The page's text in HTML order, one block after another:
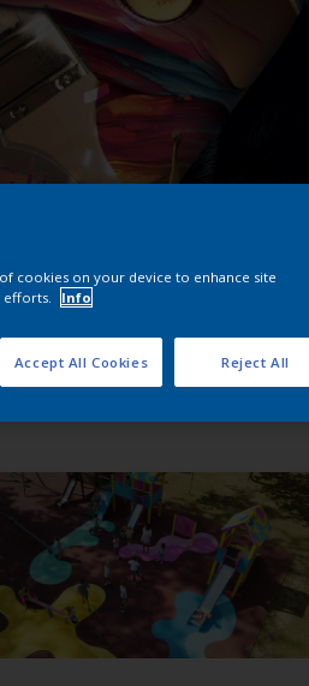
cookies on your device to enhance site
efforts.
Info
Reject All
Accept All Cookies